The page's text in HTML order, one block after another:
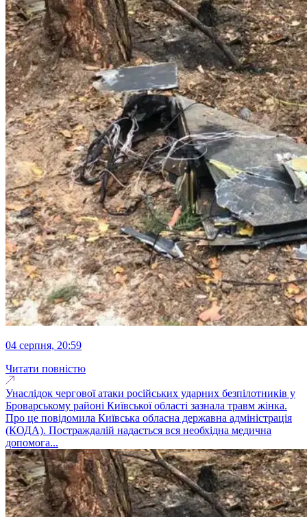
04 серпня, 20:59
Читати повністю
Унаслідок чергової атаки російських ударних безпілотників у
Броварському районі Київської області зазнала травм жінка.
Про це повідомила Київська обласна державна адміністрація
(КОДА). Постраждалій надається вся необхідна медична
допомога...